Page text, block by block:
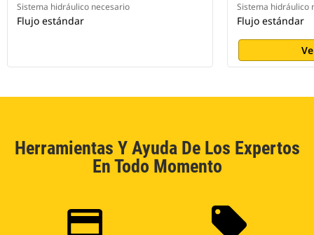
Sistema hidráulico necesario
Flujo estándar
Sistema hidráulico
Flujo estándar
Herramientas Y Ayuda De Los Expertos
En Todo Momento